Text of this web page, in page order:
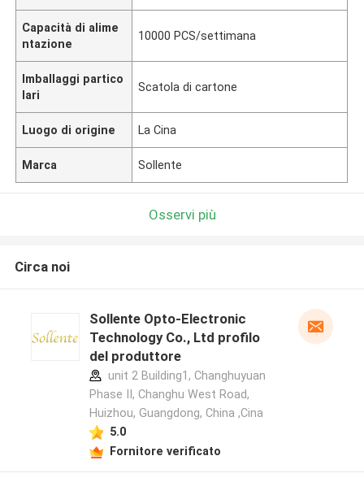
Capacità di alime
ntazione
10000 PCS/settimana
Imballaggi partico
lari
Scatola di cartone
Luogo di origine La Cina
Marca Sollente
Osservi più
Circa noi
Sollente Opto-Electronic
Technology Co., Ltd profilo
del produttore
unit 2 Building1, Changhuyuan
Phase II, Changhu West Road,
Huizhou, Guangdong, China ,Cina
5.0
Fornitore verificato